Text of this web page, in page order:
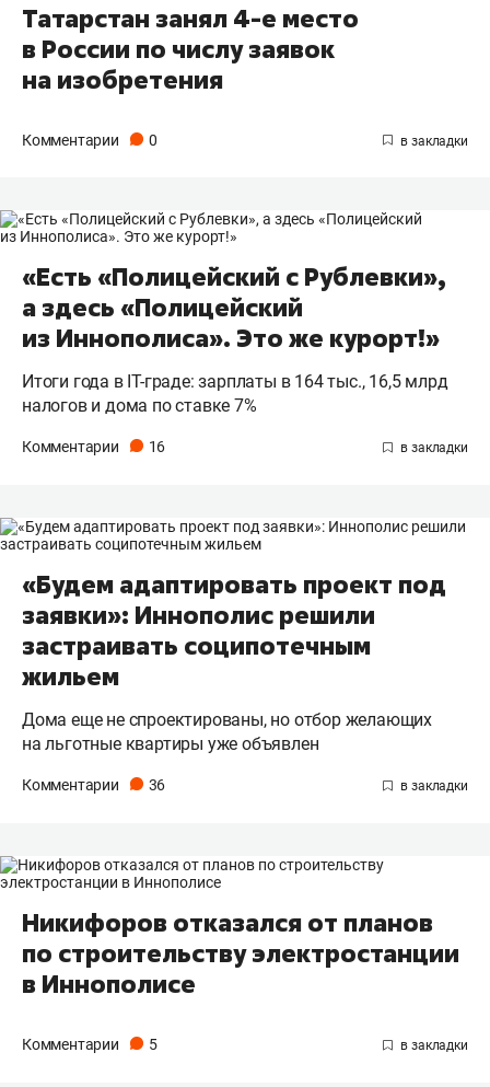
Татарстан занял 4-е место
в России по числу заявок
на изобретения
Комментарии 0
«Есть «Полицейский с Рублевки»,
а здесь «Полицейский
из Иннополиса». Это же курорт!»
Итоги года в IT-граде: зарплаты в 164 тыс., 16,5 млрд
налогов и дома по ставке 7%
Комментарии 16
«Будем адаптировать проект под
заявки»: Иннополис решили
застраивать соципотечным
жильем
Дома еще не спроектированы, но отбор желающих
на льготные квартиры уже объявлен
Комментарии 36
Никифоров отказался от планов
по строительству электростанции
в Иннополисе
Комментарии 5